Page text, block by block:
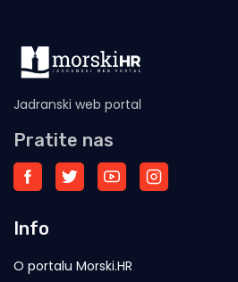
Jadranski web portal
Pratite nas
Info
O portalu Morski.HR